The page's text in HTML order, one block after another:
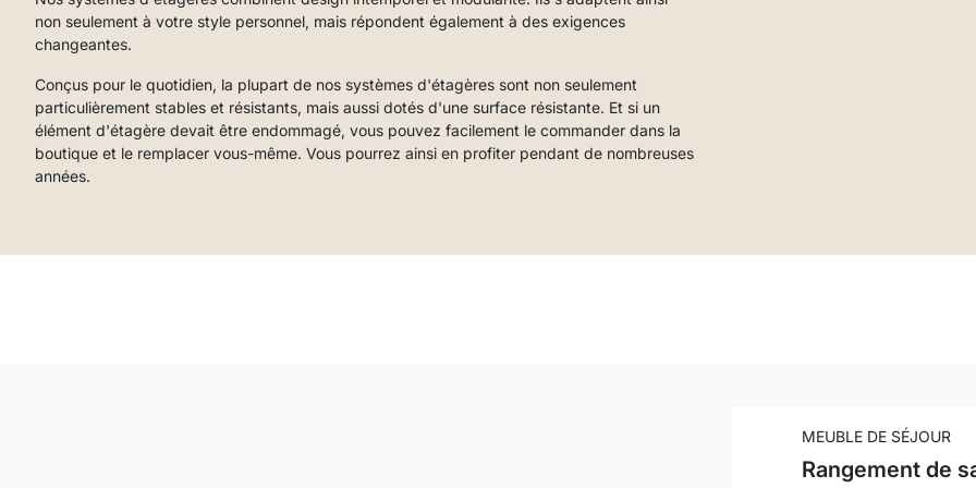
non seulement à votre style personnel, mais répondent également à des exigences
changeantes.
Conçus pour le quotidien, la plupart de nos systèmes d'étagères sont non seulement
particulièrement stables et résistants, mais aussi dotés d'une surface résistante. Et si un
élément d'étagère devait être endommagé, vous pouvez facilement le commander dans la
boutique et le remplacer vous-même. Vous pourrez ainsi en profiter pendant de nombreuses
années.
MEUBLE DE SÉJOUR
Rangement de